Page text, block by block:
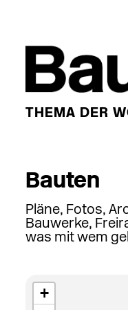
THEMA DER
Bauten
Pläne, Fotos,
Bauwerke,
was mit wem
+